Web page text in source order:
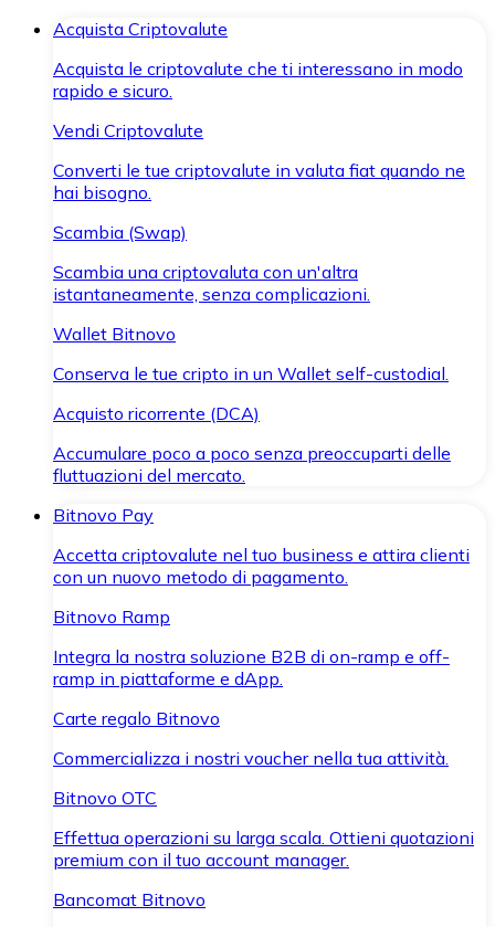
Acquista Criptovalute
Acquista le criptovalute che ti interessano in modo
rapido e sicuro.
Vendi Criptovalute
Converti le tue criptovalute in valuta fiat quando ne
hai bisogno.
Scambia (Swap)
Scambia una criptovaluta con un'altra
istantaneamente, senza complicazioni.
Wallet Bitnovo
Conserva le tue cripto in un Wallet self-custodial.
Acquisto ricorrente (DCA)
Accumulare poco a poco senza preoccuparti delle
fluttuazioni del mercato.
Bitnovo Pay
Accetta criptovalute nel tuo business e attira clienti
con un nuovo metodo di pagamento.
Bitnovo Ramp
Integra la nostra soluzione B2B di on-ramp e off-
ramp in piattaforme e dApp.
Carte regalo Bitnovo
Commercializza i nostri voucher nella tua attività.
Bitnovo OTC
Effettua operazioni su larga scala. Ottieni quotazioni
premium con il tuo account manager.
Bancomat Bitnovo